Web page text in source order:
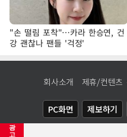
광
고
"손 떨림 포착"…카라 한승연, 건
강 괜찮나 팬들 '걱정'
회사소개 제휴/컨텐츠
PC화면 제보하기